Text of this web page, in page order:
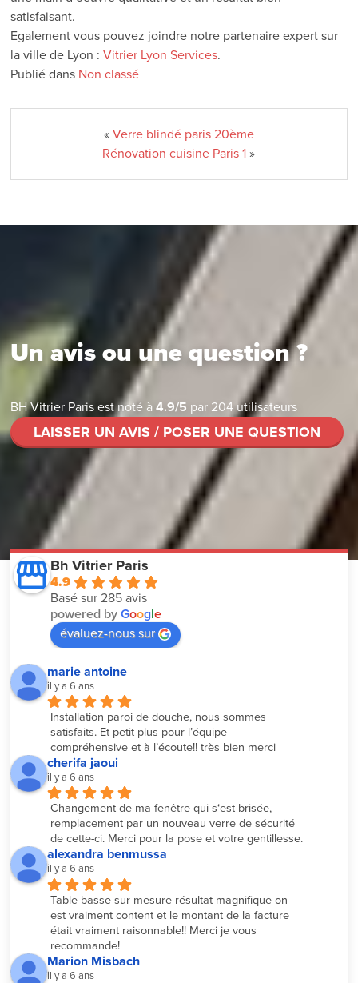
satisfaisant.
Egalement vous pouvez joindre notre partenaire expert sur
la ville de Lyon :Vitrier Lyon Services.
Publié dans Non classé
« Verre blindé paris 20ème
Rénovation cuisine Paris 1 »
Un avis ou une question ?
BH Vitrier Paris est noté à4.9/5 par 204utilisateurs
LAISSER UN AVIS / POSER UNE QUESTION
Bh Vitrier Paris
4.9
Basé sur 285 avis
powered byGoogle
évaluez-nous sur
marie antoine
il y a 6 ans
Installation paroi de douche, nous sommes
satisfaits. Et petit plus pour l’équipe
compréhensive et à l’écoute!! très bien merci
cherifa jaoui
il y a 6 ans
Changement de ma fenêtre qui s‘est brisée,
remplacement par un nouveau verre de sécurité
de cette-ci. Merci pour la pose et votre gentillesse.
alexandra benmussa
il y a 6 ans
Table basse sur mesure résultat magnifique on
est vraiment content et le montant de la facture
était vraiment raisonnable!! Merci je vous
recommande!
Marion Misbach
il y a 6 ans